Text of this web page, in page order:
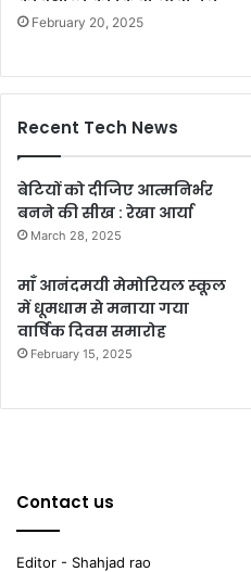
February 20, 2025
Recent Tech News
बेटियों को दीजिए आत्मनिर्भर
बनने की सीख : रेखा आर्या
March 28, 2025
माँ आनंदमयी मेमोरियल स्कूल
में धूमधाम से मनाया गया
वार्षिक दिवस समारोह
February 15, 2025
Contact us
Editor - Shahjad rao